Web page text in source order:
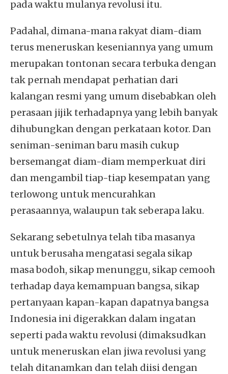
pada waktu mulanya revolusi itu.
Padahal, dimana-mana rakyat diam-diam
terus meneruskan keseniannya yang umum
merupakan tontonan secara terbuka dengan
tak pernah mendapat perhatian dari
kalangan resmi yang umum disebabkan oleh
perasaan jijik terhadapnya yang lebih banyak
dihubungkan dengan perkataan kotor. Dan
seniman-seniman baru masih cukup
bersemangat diam-diam memperkuat diri
dan mengambil tiap-tiap kesempatan yang
terlowong untuk mencurahkan
perasaannya, walaupun tak seberapa laku.
Sekarang sebetulnya telah tiba masanya
untuk berusaha mengatasi segala sikap
masa bodoh, sikap menunggu, sikap cemooh
terhadap daya kemampuan bangsa, sikap
pertanyaan kapan-kapan dapatnya bangsa
Indonesia ini digerakkan dalam ingatan
seperti pada waktu revolusi (dimaksudkan
untuk meneruskan elan jiwa revolusi yang
telah ditanamkan dan telah diisi dengan